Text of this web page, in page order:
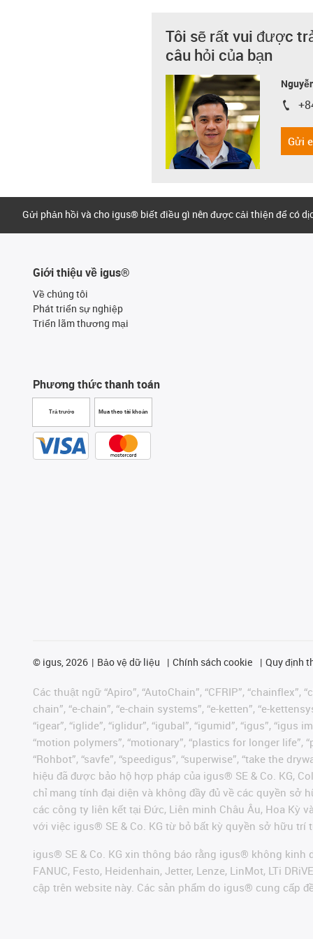
Tôi sẽ rất vui được
câu hỏi của bạn
igus-
Gửi
Gửi phản hồi và cho igus® biết điều gì nên được cải thiện để có
Giới thiệu về igus®
Về chúng tôi
Phát triển sự nghiệp
Triển lãm thương mại
Phương thức thanh toán
Trả trước Mua theo tài khoản
© igus, 2026 Bảo vệ dữ liệu Chính sách cookie Quy định
Các thuật ngữ “Apiro”, “AutoChain”, “CFRIP”, “chainflex”,
chain”, “e-chain”, “e-chain systems”, “e-ketten”, “e-
“igear”, “iglide”, “iglidur”, “igubal”, “igumid”, “igus”, “igus
“motion polymers”, “motionary”, “plastics for longer life”,
“Rohbot”, “savfe”, “speedigus”, “superwise”, “take the
hiệu đã được bảo hộ hợp pháp của igus® SE & Co. KG,
chỉ mang tính đại diện và không đầy đủ về các quyền sở
các công ty liên kết tại Đức, Liên minh Châu Âu, Hoa Kỳ
với việc igus® SE & Co. KG từ bỏ bất kỳ quyền sở hữu trí
igus® SE & Co. KG xin thông báo rằng igus® không kinh
FANUC, Festo, Heidenhain, Jetter, Lenze, LinMot, LTi
cập trên website này. Các sản phẩm do igus® cung cấp